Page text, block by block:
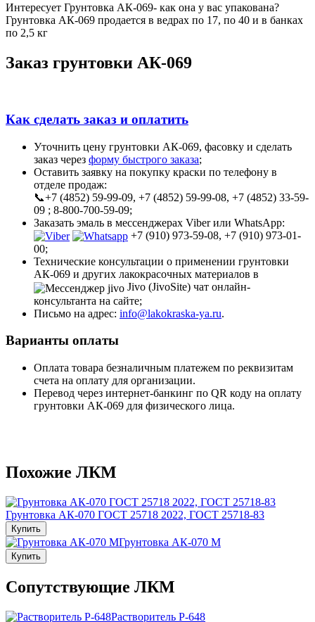
Интересует Грунтовка АК-069- как она у вас упакована?
Грунтовка АК-069 продается в ведрах по 17, по 40 и в банках
по 2,5 кг
Заказ грунтовки АК-069
Как сделать заказ и оплатить
Уточнить цену грунтовки АК-069, фасовку и сделать
заказ через форму быстрого заказа;
Оставить заявку на покупку краски по телефону в
отделе продаж:
📞+7 (4852) 59-99-09, +7 (4852) 59-99-08, +7 (4852) 33-59-
09 ; 8-800-700-59-09;
Заказать эмаль в мессенджерах Viber или WhatsApp:
+7 (910) 973-59-08, +7 (910) 973-01-
00;
Технические консультации о применении грунтовки
АК-069 и других лакокрасочных материалов в
Jivo (JivoSite) чат онлайн-
консультанта на сайте;
Письмо на адрес: info@lakokraska-ya.ru.
Варианты оплаты
Оплата товара безналичным платежем по реквизитам
счета на оплату для организации.
Перевод через интернет-банкинг по QR коду на оплату
грунтовки АК-069 для физического лица.
Похожие ЛКМ
Грунтовка АК-070 ГОСТ 25718 2022, ГОСТ 25718-83
Купить
Грунтовка АК-070 М
Купить
Сопутствующие ЛКМ
Растворитель Р-648